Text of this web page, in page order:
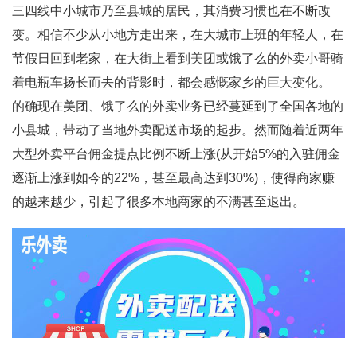
三四线中小城市乃至县城的居民 ，其消费习惯也在不断改
变。相信不少从小地方走出来，在大城市上班的年轻人，在
节假日回到老家，在大街上看到美团或饿了么的外卖小哥骑
着电瓶车扬长而去的背影时，都会感慨家乡的巨大变化。
的确现在美团、饿了么的外卖业务已经蔓延到了全国各地的
小县城，带动了当地外卖配送市场的起步。 然而随着近两年
大型外卖平台佣金提点比例不断上涨(从开始5%的入驻佣金
逐渐上涨到如今的22%，甚至最高达到30%) ，使得商家赚
的越来越少，引起了很多本地商家的不满甚至退出。